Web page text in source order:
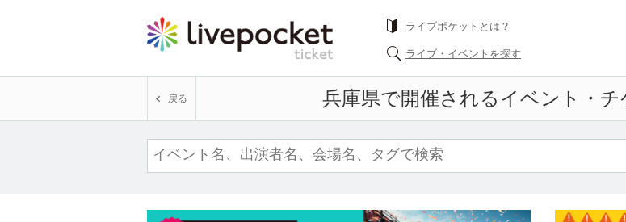
ライブポケットとは？
ライブ・イベントを探す
兵庫県で開催されるイベント・チ
戻る